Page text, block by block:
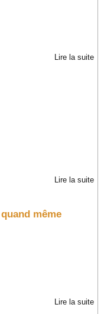
Lire la suite
Lire la suite
même
Lire la suite